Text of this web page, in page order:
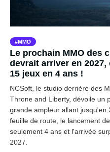
MMO
Le prochain MMO des
devrait arriver en
15 jeux en 4 ans !
NCSoft, le studio derrière des
Throne and Liberty, dévoile un
grande ampleur allant
feuille de route, le lancement
seulement 4 ans et l'arrivée
2027.